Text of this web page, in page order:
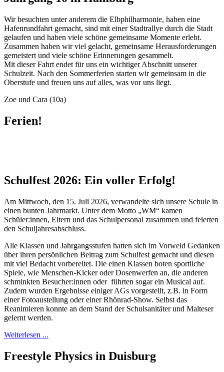
Wir besuchten unter anderem die Elbphilharmonie, haben eine
Hafenrundfahrt gemacht, sind mit einer Stadtrallye durch die Stadt
gelaufen und haben viele schöne gemeinsame Momente erlebt.
Zusammen haben wir viel gelacht, gemeinsame Herausforderungen
gemeistert und viele schöne Erinnerungen gesammelt.
Mit dieser Fahrt endet für uns ein wichtiger Abschnitt unserer
Schulzeit. Nach den Sommerferien starten wir gemeinsam in die
Oberstufe und freuen uns auf alles, was vor uns liegt.
Zoe und Cara (10a)
Ferien!
Schulfest 2026: Ein voller Erfolg!
Am Mittwoch, den 15. Juli 2026, verwandelte sich unsere Schule in
einen bunten Jahrmarkt. Unter dem Motto „WM“ kamen
Schüler:innen, Eltern und das Schulpersonal zusammen und feierten
den Schuljahresabschluss.
Alle Klassen und Jahrgangsstufen hatten sich im Vorweld Gedanken
über ihren persönlichen Beitrag zum Schulfest gemacht und diesen
mit viel Bedacht vorbereitet. Die einen Klassen boten sportliche
Spiele, wie Menschen-Kicker oder Dosenwerfen an, die anderen
schminkten Besucher:innen oder führten sogar ein Musical auf.
Zudem wurden Ergebnisse einiger AGs vorgestellt, z.B. in Form
einer Fotoaustellung oder einer Rhönrad-Show. Selbst das
Reanimieren konnte an dem Stand der Schulsanitäter und Malteser
gelernt werden.
Weiterlesen ...
Freestyle Physics in Duisburg